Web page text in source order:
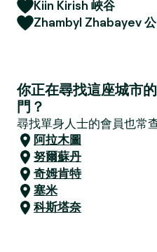
Kiin Kirish 峽谷
Zhambyl Zhabayev 公
你正在尋找這座城市
門？
尋找單身人士的會員也常
阿拉木圖
努爾蘇丹
奇姆肯特
塞米
科斯塔奈